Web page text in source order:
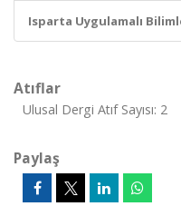
Isparta Uygulamalı
Atıflar
Ulusal Dergi Atıf Sayısı: 2
Paylaş